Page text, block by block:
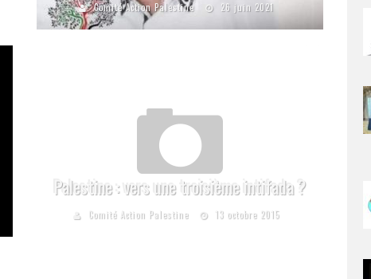
Comité Action Palestine 26 juin 2021
Palestine : vers une troisième intifada ?
Comité Action Palestine 13 octobre 2015